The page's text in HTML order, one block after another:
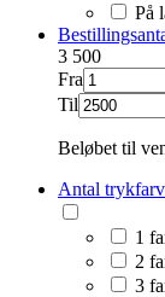
På
3 500
Fra
Til
Beløbet til
Antal
1
2
3